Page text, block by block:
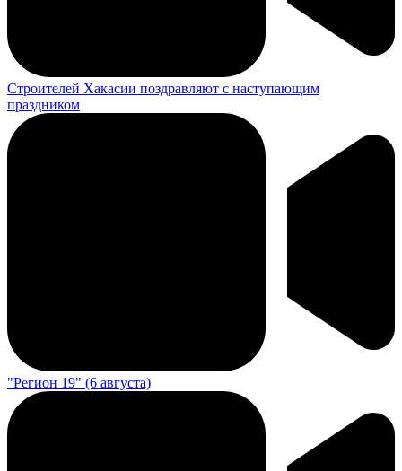
Строителей Хакасии поздравляют с наступающим
праздником
"Регион 19" (6 августа)